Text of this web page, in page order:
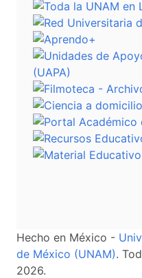
Hecho en México -
de México (UNAM).
2026.